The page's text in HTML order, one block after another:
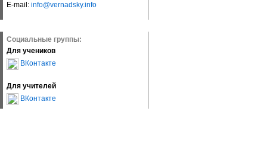
E-mail: info@vernadsky.info
Социальные группы:
Для учеников
ВКонтакте
Для учителей
ВКонтакте